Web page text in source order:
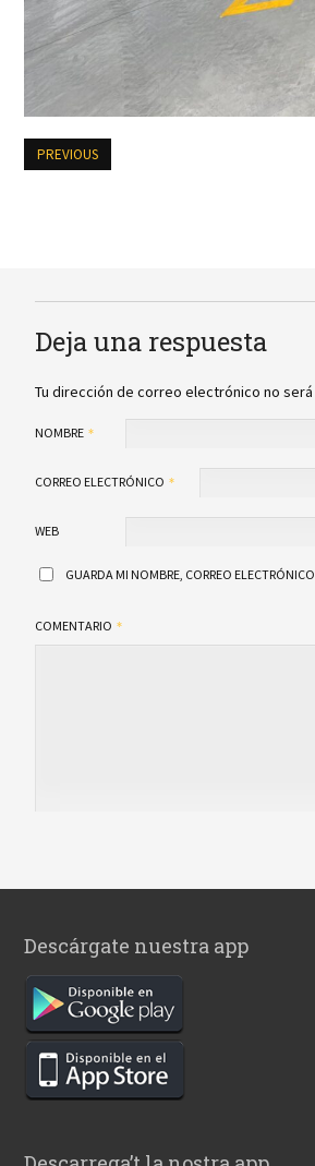
PREVIOUS
Deja una respuesta
Tu dirección de correo electrónico no será
NOMBRE
CORREO ELECTRÓNICO
WEB
GUARDA MI NOMBRE, CORREO
COMENTARIO
Descárgate nuestra app